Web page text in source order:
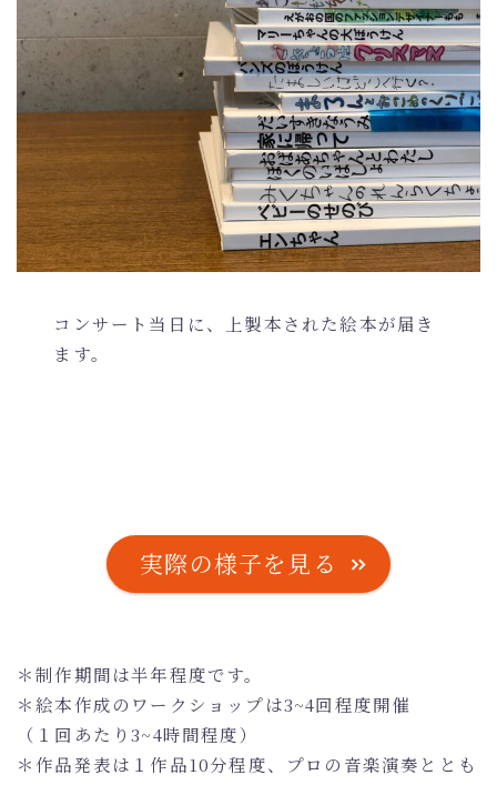
コンサート当日に、上製本された絵本が届き
ます。
実際の様子を見る
＊制作期間は半年程度です。
＊絵本作成のワークショップは3~4回程度開催
（１回あたり3~4時間程度）
＊作品発表は１作品10分程度、プロの音楽演奏ととも